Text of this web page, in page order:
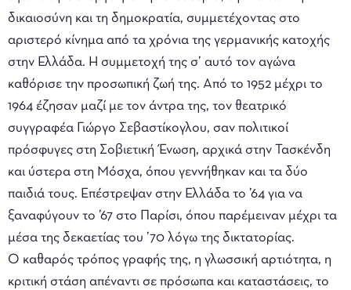
δικαιοσύνη και τη δημοκρατία, συμμετέχοντας στο
αριστερό κίνημα από τα χρόνια της γερμανικής κατοχής
στην Ελλάδα. Η συμμετοχή της σ’ αυτό τον αγώνα
καθόρισε την προσωπική ζωή της. Από το 1952 μέχρι το
1964 έζησαν μαζί με τον άντρα της, τον θεατρικό
συγγραφέα Γιώργο Σεβαστίκογλου, σαν πολιτικοί
πρόσφυγες στη Σοβιετική Ένωση, αρχικά στην Τασκένδη
και ύστερα στη Μόσχα, όπου γεννήθηκαν και τα δύο
παιδιά τους. Επέστρεψαν στην Ελλάδα το ’64 για να
ξαναφύγουν το ’67 στο Παρίσι, όπου παρέμειναν μέχρι τα
μέσα της δεκαετίας του ’70 λόγω της δικτατορίας.
Ο καθαρός τρόπος γραφής της, η γλωσσική αρτιότητα, η
κριτική στάση απέναντι σε πρόσωπα και καταστάσεις, το